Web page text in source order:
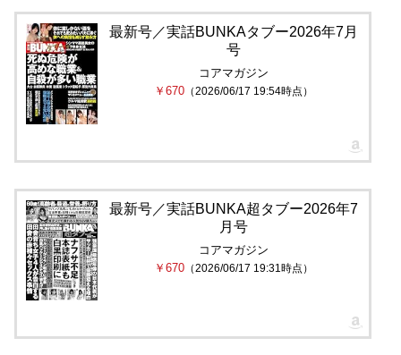
最新号／実話BUNKAタブー2026年7月
号
コアマガジン
￥670 （2026/06/17 19:54時点）
最新号／実話BUNKA超タブー2026年7
月号
コアマガジン
￥670 （2026/06/17 19:31時点）